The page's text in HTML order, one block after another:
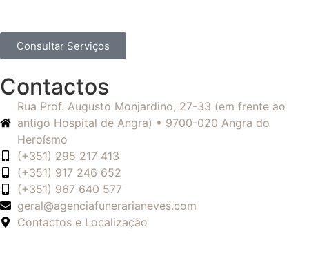
Consultar Serviços
Contactos
Rua Prof. Augusto Monjardino, 27-33 (em frente ao
antigo Hospital de Angra) • 9700-020 Angra do
Heroísmo
(+351) 295 217 413
(+351) 917 246 652
(+351) 967 640 577
geral@agenciafunerarianeves.com
Contactos e Localização